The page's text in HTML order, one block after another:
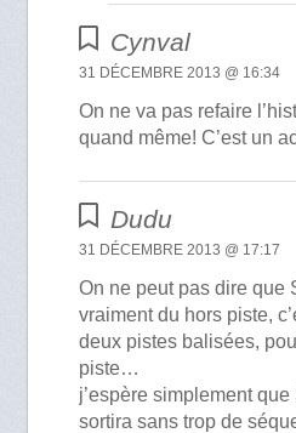
Cynval
31 DÉCEMBRE 2013 @ 16:34
On ne va pas refaire
quand même! C’est un
Dudu
31 DÉCEMBRE 2013 @ 17:17
On ne peut pas dire que
vraiment du hors piste,
deux pistes balisées,
piste…
j’espère simplement que
sortira sans trop de